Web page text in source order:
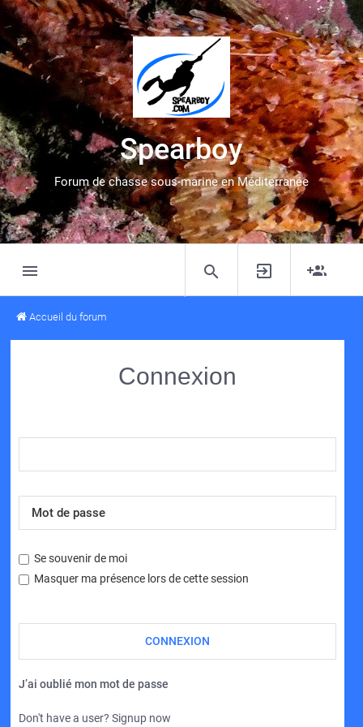
Spearboy
Forum de chasse sous-marine en Méditerranée
Accueil du forum
Connexion
Se souvenir de moi
Masquer ma présence lors de cette session
J’ai oublié mon mot de passe
Don't have a user? Signup now